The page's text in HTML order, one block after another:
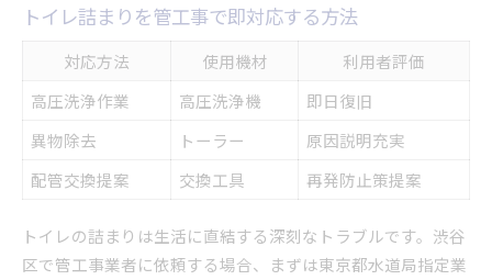
トイレ詰まりを管工事で即対応する方法
対応方法 使用機材
利用者評価
高圧洗浄作業
高圧洗浄機
即日復旧
異物除去
トーラー
原因説明充実
配管交換提案
交換工具 再発防止策提案
トイレの詰まりは生活に直結する深刻なトラブルです。渋谷
区で管工事業者に依頼する場合、まずは東京都水道局指定業